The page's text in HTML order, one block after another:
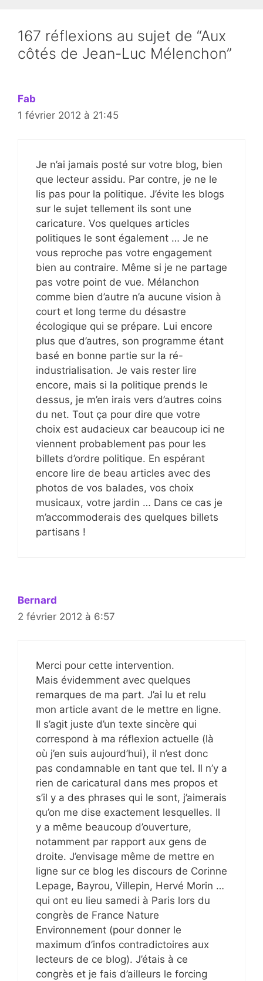
167 réflexions au sujet de “Aux
côtés de Jean-Luc Mélenchon”
Fab
1 février 2012 à 21:45
Je n’ai jamais posté sur votre blog, bien
que lecteur assidu. Par contre, je ne le
lis pas pour la politique. J’évite les blogs
sur le sujet tellement ils sont une
caricature. Vos quelques articles
politiques le sont également … Je ne
vous reproche pas votre engagement
bien au contraire. Même si je ne partage
pas votre point de vue. Mélanchon
comme bien d’autre n’a aucune vision à
court et long terme du désastre
écologique qui se prépare. Lui encore
plus que d’autres, son programme étant
basé en bonne partie sur la ré-
industrialisation. Je vais rester lire
encore, mais si la politique prends le
dessus, je m’en irais vers d’autres coins
du net. Tout ça pour dire que votre
choix est audacieux car beaucoup ici ne
viennent probablement pas pour les
billets d’ordre politique. En espérant
encore lire de beau articles avec des
photos de vos balades, vos choix
musicaux, votre jardin … Dans ce cas je
m’accommoderais des quelques billets
partisans !
Bernard
2 février 2012 à 6:57
Merci pour cette intervention.
Mais évidemment avec quelques
remarques de ma part. J’ai lu et relu
mon article avant de le mettre en ligne.
Il s’agit juste d’un texte sincère qui
correspond à ma réflexion actuelle (là
où j’en suis aujourd’hui), il n’est donc
pas condamnable en tant que tel. Il n’y a
rien de caricatural dans mes propos et
s’il y a des phrases qui le sont, j’aimerais
qu’on me dise exactement lesquelles. Il
y a même beaucoup d’ouverture,
notamment par rapport aux gens de
droite. J’envisage même de mettre en
ligne sur ce blog les discours de Corinne
Lepage, Bayrou, Villepin, Hervé Morin …
qui ont eu lieu samedi à Paris lors du
congrès de France Nature
Environnement (pour donner le
maximum d’infos contradictoires aux
lecteurs de ce blog). J’étais à ce
congrès et je fais d’ailleurs le forcing